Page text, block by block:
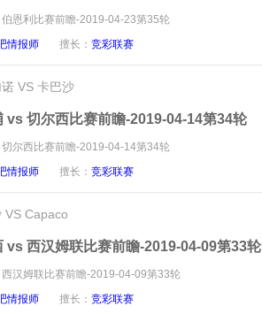
恩利比赛前瞻-2019-04-23第35轮
情报师 擅长： 竞彩联赛
VS 卡巴沙
vs 切尔西比赛前瞻-2019-04-14第34轮
尔西比赛前瞻-2019-04-14第34轮
情报师 擅长： 竞彩联赛
Capaco
vs 西汉姆联比赛前瞻-2019-04-09第33轮
汉姆联比赛前瞻-2019-04-09第33轮
情报师 擅长： 竞彩联赛